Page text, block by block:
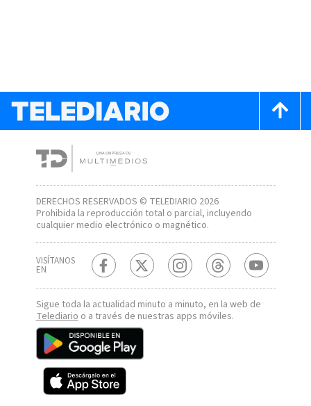
DERECHOS RESERVADOS © TELEDIARIO 2026
Prohibida la reproducción total o parcial, incluyendo
cualquier medio electrónico o magnético.
VISÍTANOS
EN
Sigue toda la actualidad minuto a minuto, en la web de
Telediarioo a través de nuestras apps móviles.